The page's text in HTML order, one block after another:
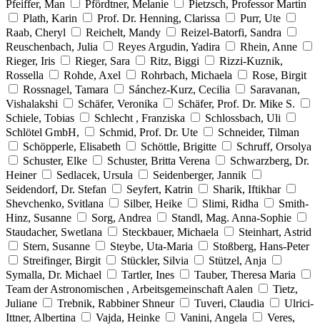
Pfeiffer, Man Pfördtner, Melanie
Pietzsch, Professor Martin
Plath, Karin
Prof. Dr. Henning, Clarissa
Purr, Ute
Raab, Cheryl
Reichelt, Mandy
Reizel-Batorfi, Sandra
Reuschenbach, Julia
Reyes Argudin, Yadira
Rhein, Anne
Rieger, Iris
Rieger, Sara Ritz, Biggi
Rizzi-Kuznik,
Rossella
Rohde, Axel Rohrbach, Michaela
Rose, Birgit
Rossnagel, Tamara
Sánchez-Kurz, Cecilia
Saravanan,
Vishalakshi
Schäfer, Veronika
Schäfer, Prof. Dr. Mike S.
Schiele, Tobias
Schlecht , Franziska
Schlossbach, Uli
Schlötel GmbH,
Schmid, Prof. Dr. Ute
Schneider, Tilman
Schöpperle, Elisabeth
Schöttle, Brigitte
Schruff, Orsolya
Schuster, Elke
Schuster, Britta Verena
Schwarzberg, Dr.
Heiner
Sedlacek, Ursula
Seidenberger, Jannik
Seidendorf, Dr. Stefan
Seyfert, Katrin
Sharik, Iftikhar
Shevchenko, Svitlana
Silber, Heike Slimi, Ridha
Smith-
Hinz, Susanne
Sorg, Andrea
Standl, Mag. Anna-Sophie
Staudacher, Swetlana
Steckbauer, Michaela
Steinhart, Astrid
Stern, Susanne
Steybe, Uta-Maria
Stoßberg, Hans-Peter
Streifinger, Birgit
Stückler, Silvia
Stützel, Anja
Symalla, Dr. Michael
Tartler, Ines
Tauber, Theresa Maria
Team der Astronomischen , Arbeitsgemeinschaft Aalen
Tietz,
Juliane
Trebnik, Rabbiner Shneur Tuveri, Claudia
Ulrici-
Ittner, Albertina
Vajda, Heinke Vanini, Angela
Veres,